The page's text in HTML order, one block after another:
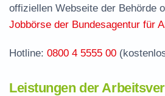
Häufige Fragen rund ums
offiziellen Webseite der Behörde
Jobbörse der Bundesagentur für
Hotline: 0800 4 5555 00
Leistungen der